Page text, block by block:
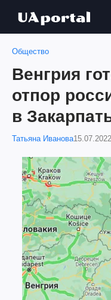
Общество
Венгрия
отпор
в
Татьяна Иванова